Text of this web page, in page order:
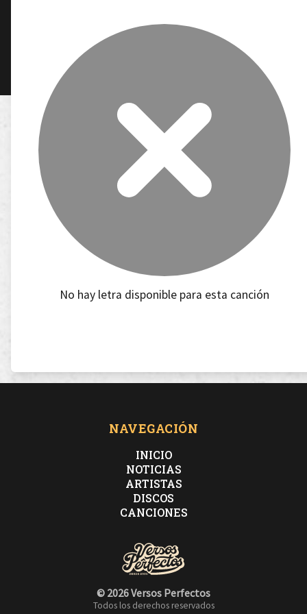
No hay letra disponible para esta canción
NAVEGACIÓN
INICIO
NOTICIAS
ARTISTAS
DISCOS
CANCIONES
© 2026 Versos Perfectos
Todos los derechos reservados